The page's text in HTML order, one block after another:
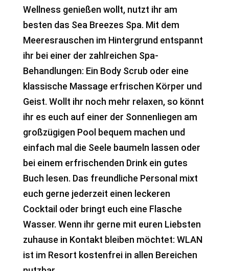
Wellness genießen wollt, nutzt ihr am
besten das Sea Breezes Spa. Mit dem
Meeresrauschen im Hintergrund entspannt
ihr bei einer der zahlreichen Spa-
Behandlungen: Ein Body Scrub oder eine
klassische Massage erfrischen Körper und
Geist. Wollt ihr noch mehr relaxen, so könnt
ihr es euch auf einer der Sonnenliegen am
großzügigen Pool bequem machen und
einfach mal die Seele baumeln lassen oder
bei einem erfrischenden Drink ein gutes
Buch lesen. Das freundliche Personal mixt
euch gerne jederzeit einen leckeren
Cocktail oder bringt euch eine Flasche
Wasser. Wenn ihr gerne mit euren Liebsten
zuhause in Kontakt bleiben möchtet: WLAN
ist im Resort kostenfrei in allen Bereichen